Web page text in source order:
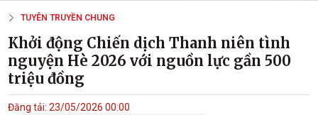
TUYÊN TRUYỀN CHUNG
Khởi động Chiến dịch Thanh niên tình
nguyện Hè 2026 với nguồn lực gần 500
triệu đồng
Đăng tải: 23/05/2026 00:00